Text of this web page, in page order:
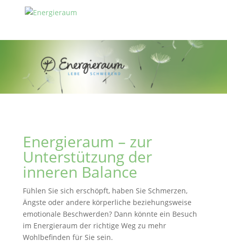
Energieraum – zur
Unterstützung der
inneren Balance
Fühlen Sie sich erschöpft, haben Sie Schmerzen,
Ängste oder andere körperliche beziehungsweise
emotionale Beschwerden? Dann könnte ein Besuch
im Energieraum der richtige Weg zu mehr
Wohlbefinden für Sie sein.